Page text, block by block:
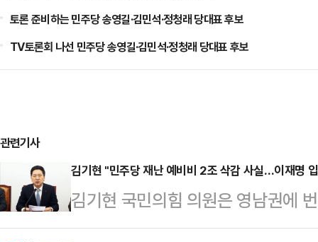
토론 준비하는 민주당 송영길·김민석·정청래 당대표 후보
TV토론회 나선 민주당 송영길·김민석·정청래 당대표 후보
관련기사
김기현 "민주당 재난 예비비 2조 삭감 사실…이재명
김기현 국민의힘 의원은 영남권에
국가 예비비의 규모를 대거 삭감한